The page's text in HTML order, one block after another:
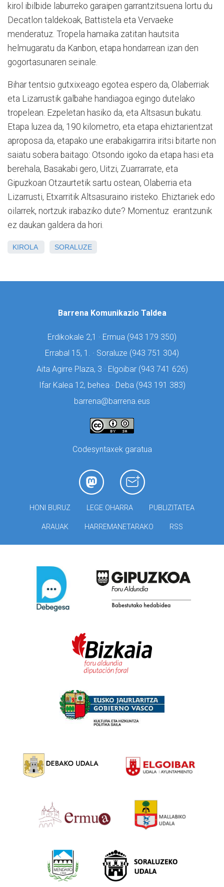
kirol ibilbide laburreko garaipen garrantzitsuena lortu du
Decatlon taldekoak, Battistela eta Vervaeke
menderatuz. Tropela hamaika zatitan hautsita
helmugaratu da Kanbon, etapa hondarrean izan den
gogortasunaren seinale.
Bihar tentsio gutxixeago egotea espero da, Olaberriak
eta Lizarrustik galbahe handiagoa egingo dutelako
tropelean. Ezpeletan hasiko da, eta Altsasun bukatu.
Etapa luzea da, 190 kilometro, eta etapa ehiztarientzat
aproposa da, etapako une erabakigarrira iritsi bitarte non
saiatu sobera baitago: Otsondo igoko da etapa hasi eta
berehala, Basakabi gero, Uitzi, Zuarrarrate, eta
Gipuzkoan Otzaurtetik sartu ostean, Olaberria eta
Lizarrusti, Etxarritik Altsasuraino iristeko. Ehiztariek edo
oilarrek, nortzuk irabaziko dute? Momentuz erantzunik
ez daukan galdera da hori.
KIROLA SORALUZE
Barrena Komunikazio Taldea
Erdikokale 2,1 · Ermua (943 179 350)
Errabal 15, 1. · Soraluze (943 751 304)
Aita Agirre Plaza, 3 · Elgoibar (943 741 626)
Ifar Kalea 12, behea · Deba (943 191 383)
barrena@barrena.eus
Codesyntaxek garatua
HONI BURUZ LEGE OHARRA PUBLIZITATEA
ARAUAK HARREMANETARAKO RSS